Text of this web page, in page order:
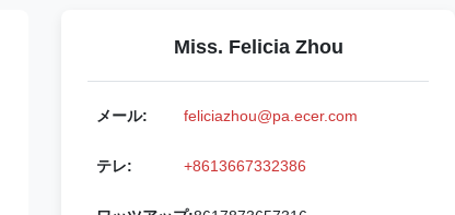
Miss. Felicia Zhou
メール: feliciazhou@pa.ecer.com
テレ: +8613667332386